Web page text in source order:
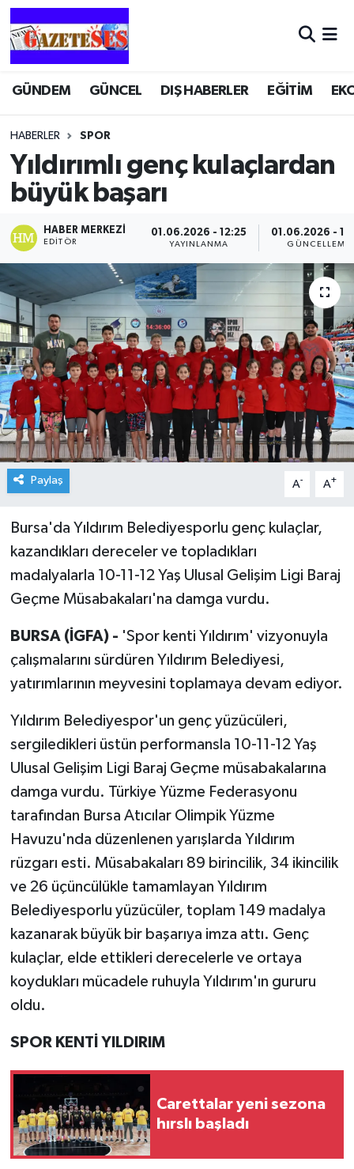
GÜNDEM GÜNCEL DIŞ HABERLER EĞİTİM
HABERLER SPOR
Yıldırımlı genç kulaçlardan
büyük başarı
HABER MERKEZI
EDITÖR
01.06.2026 - 12:25
YAYINLANMA
01.06.2026 -
GÜNCELLEME
Paylaş A- A+
Bursa'da Yıldırım Belediyesporlu genç kulaçlar,
kazandıkları dereceler ve topladıkları
madalyalarla 10-11-12 Yaş Ulusal Gelişim Ligi Baraj
Geçme Müsabakaları'na damga vurdu.
BURSA (İGFA) - 'Spor kenti Yıldırım' vizyonuyla
çalışmalarını sürdüren Yıldırım Belediyesi,
yatırımlarının meyvesini toplamaya devam ediyor.
Yıldırım Belediyespor'un genç yüzücüleri,
sergiledikleri üstün performansla 10-11-12 Yaş
Ulusal Gelişim Ligi Baraj Geçme müsabakalarına
damga vurdu. Türkiye Yüzme Federasyonu
tarafından Bursa Atıcılar Olimpik Yüzme
Havuzu'nda düzenlenen yarışlarda Yıldırım
rüzgarı esti. Müsabakaları 89 birincilik, 34 ikincilik
ve 26 üçüncülükle tamamlayan Yıldırım
Belediyesporlu yüzücüler, toplam 149 madalya
kazanarak büyük bir başarıya imza attı. Genç
kulaçlar, elde ettikleri derecelerle ve ortaya
koydukları mücadele ruhuyla Yıldırım'ın gururu
oldu.
SPOR KENTİ YILDIRIM
Carettalar yeni sezona
hırslı başladı